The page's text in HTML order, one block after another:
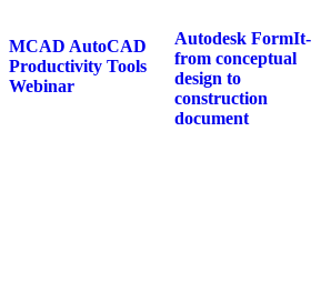
MCAD AutoCAD
Productivity Tools
Webinar
Autodesk FormIt-
from conceptual
design to
construction
document